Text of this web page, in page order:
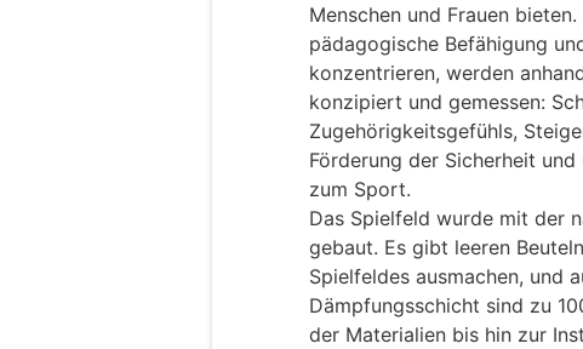
Menschen und Frauen
pädagogische Befähigung
konzentrieren, werden
konzipiert und gemessen:
Zugehörigkeitsgefühls,
Förderung der Sicherheit
zum Sport.
Das Spielfeld wurde mit der
gebaut. Es gibt leeren
Spielfeldes ausmachen, und
Dämpfungsschicht sind zu
der Materialien bis hin zur